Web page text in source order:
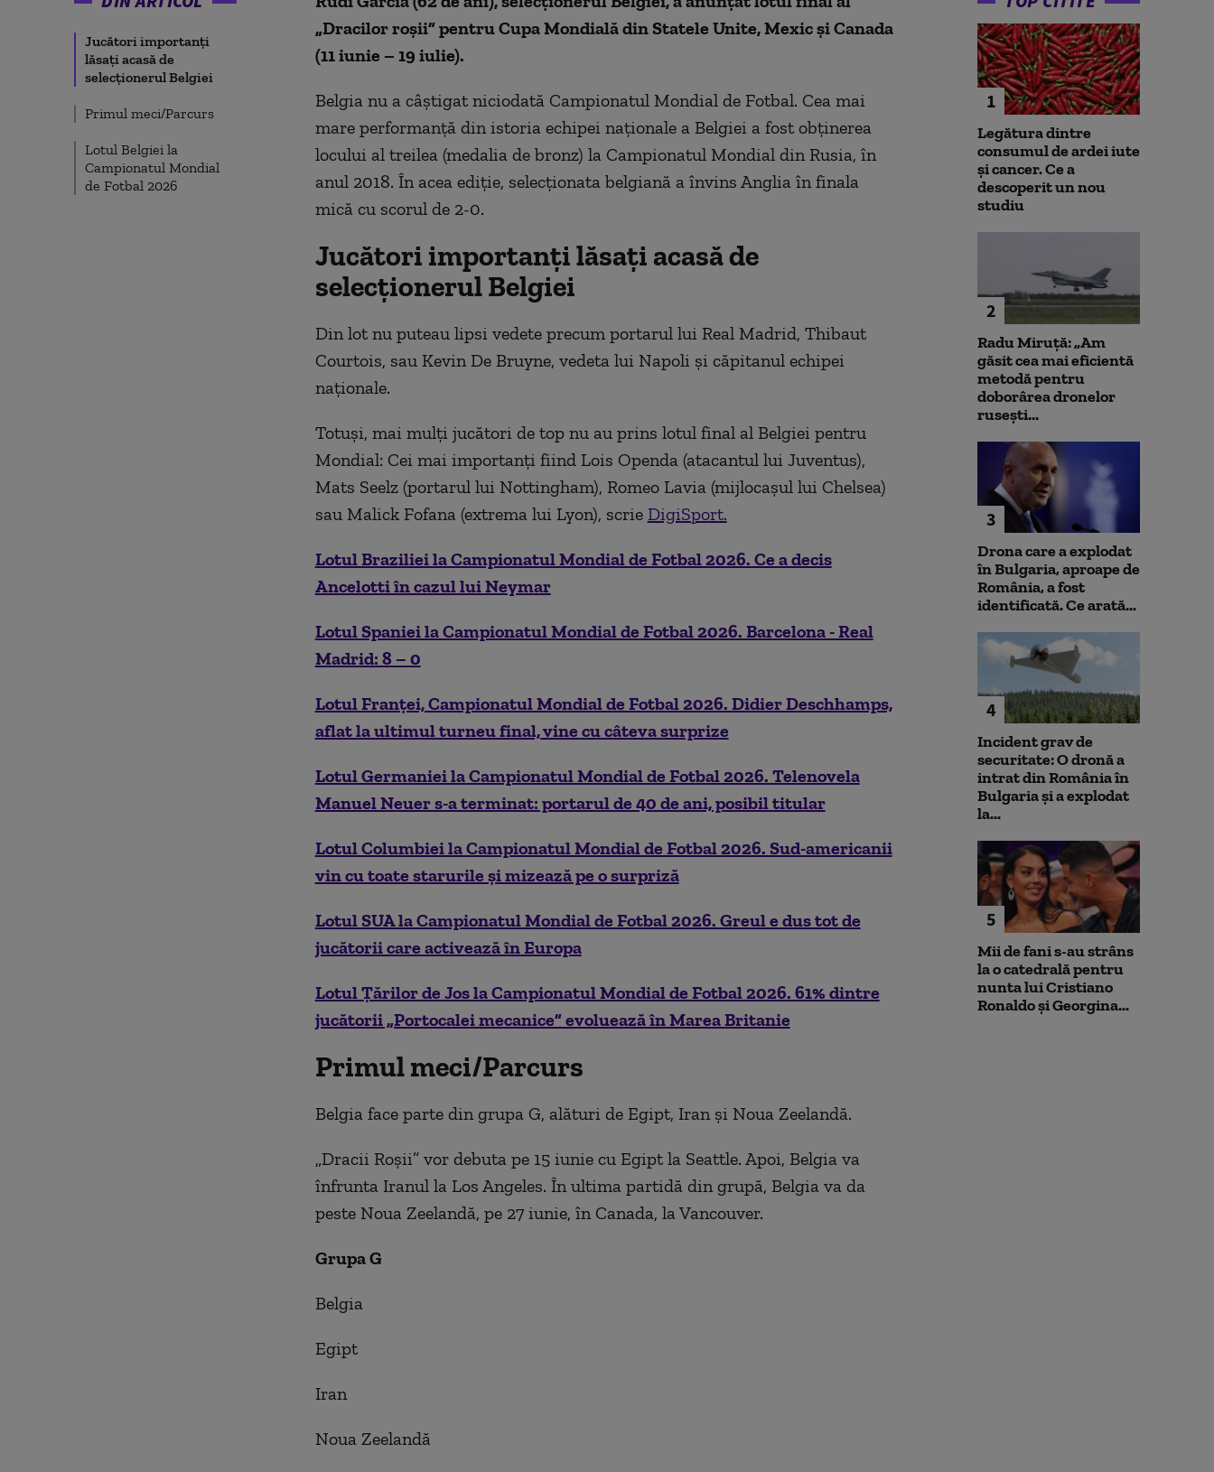
Jucători importanți
lăsați acasă de
selecționerul Belgiei
Primul meci/Parcurs
Lotul Belgiei la
Campionatul Mondial
de Fotbal 2026
„Dracilor roșii” pentru Cupa Mondială din Statele Unite, Mexic şi Canada
(11 iunie – 19 iulie).
Belgia nu a câștigat niciodată Campionatul Mondial de Fotbal. Cea mai
mare performanță din istoria echipei naționale a Belgiei a fost obținerea
locului al treilea (medalia de bronz) la Campionatul Mondial din Rusia, în
anul 2018. În acea ediție, selecționata belgiană a învins Anglia în finala
mică cu scorul de 2-0.
Jucători importanți lăsați acasă de
selecționerul Belgiei
Din lot nu puteau lipsi vedete precum portarul lui Real Madrid, Thibaut
Courtois, sau Kevin De Bruyne, vedeta lui Napoli și căpitanul echipei
naționale.
Totuși, mai mulți jucători de top nu au prins lotul final al Belgiei pentru
Mondial: Cei mai importanți fiind Lois Openda (atacantul lui Juventus),
Mats Seelz (portarul lui Nottingham), Romeo Lavia (mijlocașul lui Chelsea)
sau Malick Fofana (extrema lui Lyon), scrie DigiSport.
Lotul Braziliei la Campionatul Mondial de Fotbal 2026. Ce a decis
Ancelotti în cazul lui Neymar
Lotul Spaniei la Campionatul Mondial de Fotbal 2026. Barcelona - Real
Madrid: 8 – 0
Lotul Franței, Campionatul Mondial de Fotbal 2026. Didier Deschhamps,
aflat la ultimul turneu final, vine cu câteva surprize
Lotul Germaniei la Campionatul Mondial de Fotbal 2026. Telenovela
Manuel Neuer s-a terminat: portarul de 40 de ani, posibil titular
Lotul Columbiei la Campionatul Mondial de Fotbal 2026. Sud-americanii
vin cu toate starurile și mizează pe o surpriză
Lotul SUA la Campionatul Mondial de Fotbal 2026. Greul e dus tot de
jucătorii care activează în Europa
Lotul Țărilor de Jos la Campionatul Mondial de Fotbal 2026. 61% dintre
jucătorii „Portocalei mecanice” evoluează în Marea Britanie
Primul meci/Parcurs
Belgia face parte din grupa G, alături de Egipt, Iran și Noua Zeelandă.
„Dracii Roșii” vor debuta pe 15 iunie cu Egipt la Seattle. Apoi, Belgia va
înfrunta Iranul la Los Angeles. În ultima partidă din grupă, Belgia va da
peste Noua Zeelandă, pe 27 iunie, în Canada, la Vancouver.
Grupa G
Belgia
Egipt
Iran
Noua Zeelandă
1
Legătura dintre
consumul de ardei iute
și cancer. Ce a
descoperit un nou
studiu
2
Radu Miruță: „Am
găsit cea mai eficientă
metodă pentru
doborârea dronelor
rusești...
3
Drona care a explodat
în Bulgaria, aproape de
România, a fost
identificată. Ce arată...
4
Incident grav de
securitate: O dronă a
intrat din România în
Bulgaria şi a explodat
la...
5
Mii de fani s-au strâns
la o catedrală pentru
nunta lui Cristiano
Ronaldo şi Georgina...